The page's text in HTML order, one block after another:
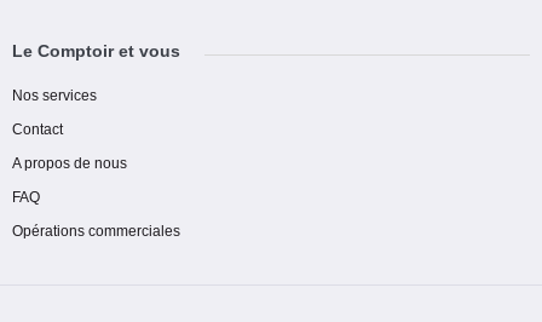
Le Comptoir et vous
Nos services
Contact
A propos de nous
FAQ
Opérations commerciales